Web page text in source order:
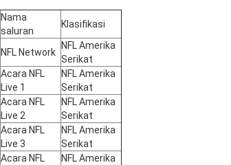
Nama
saluran
Klasifikasi
NFL Network
NFL Amerika
Serikat
Acara NFL
Live 1
NFL Amerika
Serikat
Acara NFL
Live 2
NFL Amerika
Serikat
Acara NFL
Live 3
NFL Amerika
Serikat
Acara NFL
NFL Amerika